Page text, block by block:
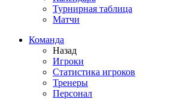
Турнирная таблица
Матчи
Команда
Назад
Игроки
Статистика игроков
Тренеры
Персонал